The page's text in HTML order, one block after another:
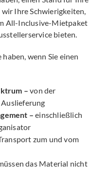
Ihre Schwierigkeiten,
All-Inclusive-Mietpaket
bieten.
wenn Sie einen
– von der
– einschließlich
zum und vom
das Material nicht